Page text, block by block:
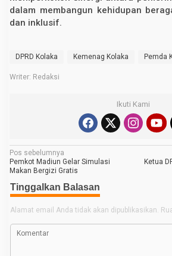
dalam membangun kehidupan
dan inklusif.
DPRD Kolaka Kemenag Kolaka Pemda
Writer: Redaksi
Ikuti Kami
N
a
v
i
Pos sebelumnya
Pemkot Madiun Gelar Simulasi
Makan Bergizi Gratis
Ketua
Tinggalkan Balasan
Alamat email Anda tidak akan dipublikasikan.